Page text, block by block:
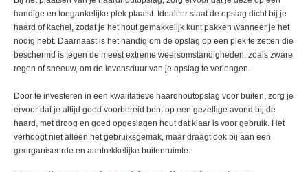
handige en toegankelijke plek plaatst. Idealiter staat de opslag dicht bij je
haard of kachel, zodat je het hout gemakkelijk kunt pakken wanneer je het
nodig hebt. Daarnaast is het handig om de opslag op een plek te zetten die
beschermd is tegen de meest extreme weersomstandigheden, zoals zware
regen of sneeuw, om de levensduur van je opslag te verlengen.
Door te investeren in een kwalitatieve haardhoutopslag voor buiten, zorg je
ervoor dat je altijd goed voorbereid bent op een gezellige avond bij de
haard, met droog en goed opgeslagen hout dat klaar is voor gebruik. Het
verhoogt niet alleen het gebruiksgemak, maar draagt ook bij aan een
georganiseerde en aantrekkelijke buitenruimte.